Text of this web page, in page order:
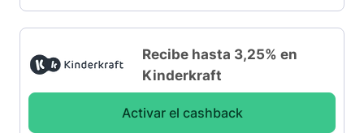
Recibe hasta 3,25% en
Kinderkraft
Activar el cashback